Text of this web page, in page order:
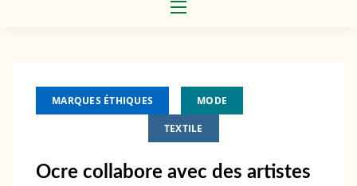
MARQUES ÉTHIQUES MODE
TEXTILE
Ocre collabore avec des artistes